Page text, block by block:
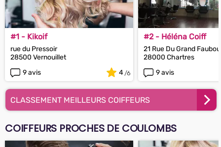
#1 - Kikoif
rue du Pressoir
28500 Vernouillet
9 avis
4
#2 - Héléna Coiff
21 Rue Du Grand
28000 Chartres
9 avis
CLASSEMENT MEILLEURS COIFFEURS
COIFFEURS PROCHES DE COULOMBS